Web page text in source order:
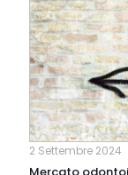
2 Settembre 2024